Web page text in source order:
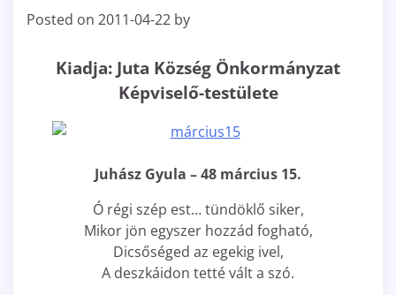
Posted on 2011-04-22 by
Kiadja: Juta Község Önkormányzat
Képviselő-testülete
Juhász Gyula – 48 március 15.
Ó régi szép est… tündöklő siker,
Mikor jön egyszer hozzád fogható,
Dicsőséged az egekig ivel,
A deszkáidon tetté vált a szó.